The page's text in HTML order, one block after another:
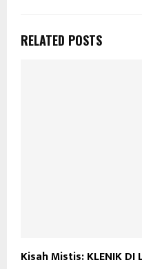
RELATED POSTS
Kisah Mistis: KLENIK DI